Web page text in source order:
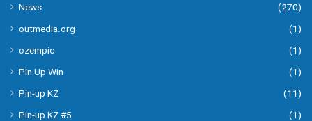
News
(270)
outmedia.org
(1)
ozempic
(1)
Pin Up Win
(1)
Pin-up KZ
(11)
Pin-up KZ #5
(1)